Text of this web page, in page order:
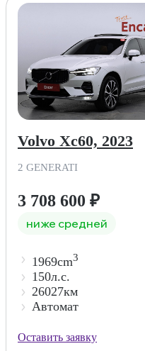
Volvo Xc60, 2023
2 GENERATI
3 708 600 ₽
ниже средней
1969cm3
150л.с.
26027км
Автомат
Оставить заявку